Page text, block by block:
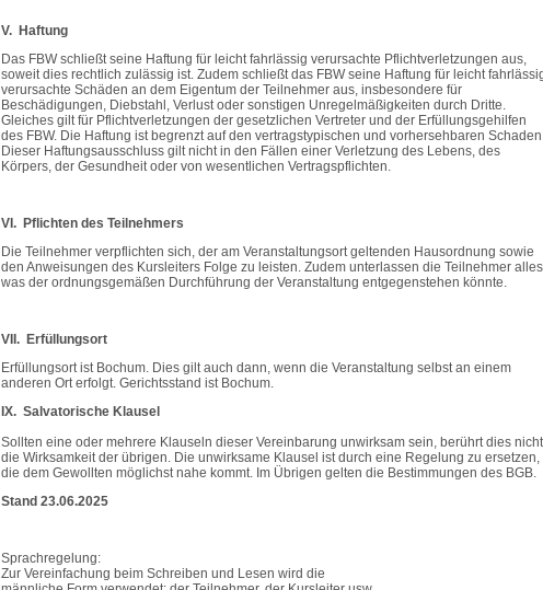
V. Haftung
Das FBW schließt seine Haftung für leicht fahrlässig verursachte Pflichtverletzungen aus,
soweit dies rechtlich zulässig ist. Zudem schließt das FBW seine Haftung für leicht
verursachte Schäden an dem Eigentum der Teilnehmer aus, insbesondere für
Beschädigungen, Diebstahl, Verlust oder sonstigen Unregelmäßigkeiten durch Dritte.
Gleiches gilt für Pflichtverletzungen der gesetzlichen Vertreter und der Erfüllungsgehilfen
des FBW. Die Haftung ist begrenzt auf den vertragstypischen und vorhersehbaren
Dieser Haftungsausschluss gilt nicht in den Fällen einer Verletzung des Lebens, des
Körpers, der Gesundheit oder von wesentlichen Vertragspflichten.
VI. Pflichten des Teilnehmers
Die Teilnehmer verpflichten sich, der am Veranstaltungsort geltenden Hausordnung sowie
den Anweisungen des Kursleiters Folge zu leisten. Zudem unterlassen die Teilnehmer
was der ordnungsgemäßen Durchführung der Veranstaltung entgegenstehen könnte.
VII. Erfüllungsort
Erfüllungsort ist Bochum. Dies gilt auch dann, wenn die Veranstaltung selbst an einem
anderen Ort erfolgt. Gerichtsstand ist Bochum.
IX. Salvatorische Klausel
Sollten eine oder mehrere Klauseln dieser Vereinbarung unwirksam sein, berührt dies nicht
die Wirksamkeit der übrigen. Die unwirksame Klausel ist durch eine Regelung zu ersetzen,
die dem Gewollten möglichst nahe kommt. Im Übrigen gelten die Bestimmungen des BGB.
Stand 23.06.2025
Sprachregelung:
Zur Vereinfachung beim Schreiben und Lesen wird die